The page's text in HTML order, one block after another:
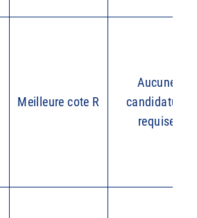
Meilleure cote R
Aucune
candidature
requise